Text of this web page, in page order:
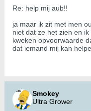
Re: help mij aub!!
ja maar ik zit met men
niet dat ze het zien en
kweken opvoorwaarde
dat iemand mij kan
Smokey
Ultra Grower